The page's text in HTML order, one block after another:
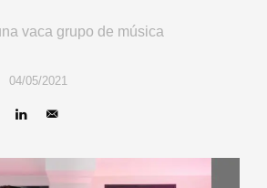
vaca grupo de música
04/05/2021